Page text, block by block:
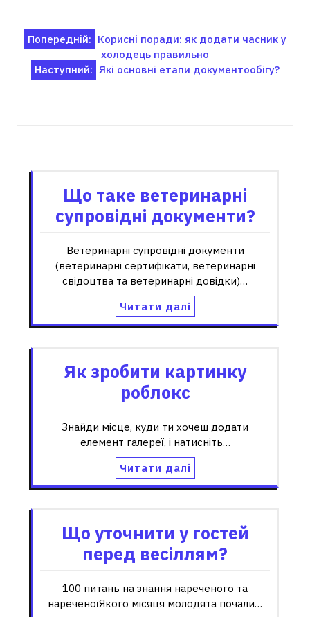
Навігація
записів
Попередній: Корисні поради: як додати часник у
холодець правильно
Наступний: Які основні етапи документообігу?
Що таке ветеринарні
супровідні документи?
Ветеринарні супровідні документи
(ветеринарні сертифікати, ветеринарні
свідоцтва та ветеринарні довідки)…
Читати далі
Як зробити картинку
роблокс
Знайди місце, куди ти хочеш додати
елемент галереї, і натисніть…
Читати далі
Що уточнити у гостей
перед весіллям?
100 питань на знання нареченого та
нареченоїЯкого місяця молодята почали…